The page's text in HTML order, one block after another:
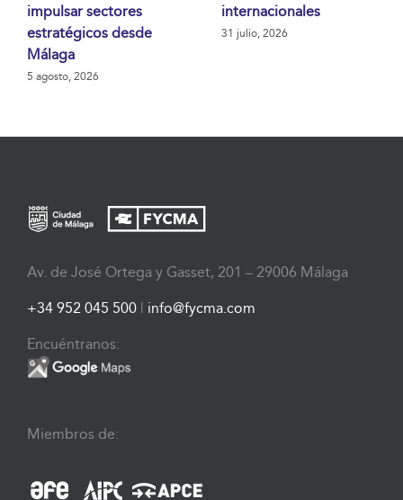
impulsar sectores
estratégicos desde
Málaga
5 agosto, 2026
internacionales
31 julio, 2026
Av. de José Ortega y Gasset, 201 – 29006 Málaga
+34 952 045 500 | info@fycma.com
Encuéntranos:
Miembros de: